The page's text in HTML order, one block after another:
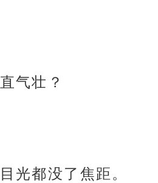
气壮？
光都没了焦距。